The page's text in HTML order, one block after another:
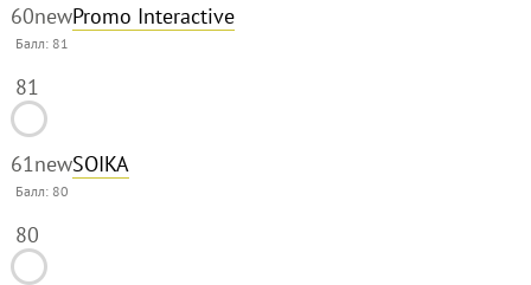
60newPromo Interactive
Балл: 81
81
61 newSOIKA
Балл: 80
80